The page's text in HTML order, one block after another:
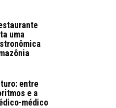
uma
entre
e a
médico